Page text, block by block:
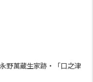
野萬蔵生家跡・「口之津